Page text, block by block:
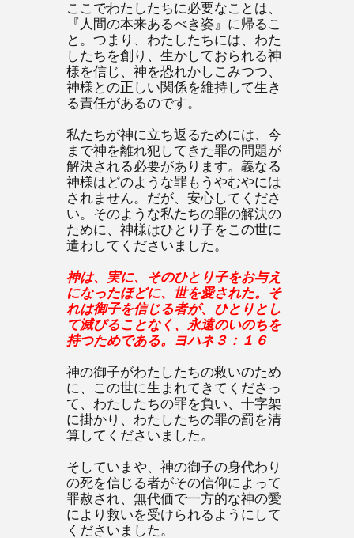
ここでわたしたちに必要なことは、
『人間の本来あるべき姿』に帰るこ
と。つまり、わたしたちには、わた
したちを創り、生かしておられる神
様を信じ、神を恐れかしこみつつ、
神様との正しい関係を維持して生き
る責任があるのです。
私たちが神に立ち返るためには、今
まで神を離れ犯してきた罪の問題が
解決される必要があります。義なる
神様はどのような罪もうやむやには
されません。だが、安心してくださ
い。そのような私たちの罪の解決の
ために、神様はひとり子をこの世に
遣わしてくださいました。
神は、実に、そのひとり子をお与え
になったほどに、世を愛された。そ
れは御子を信じる者が、ひとりとし
て滅びることなく、永遠のいのちを
持つためである。ヨハネ３：１６
神の御子がわたしたちの救いのため
に、この世に生まれてきてくださっ
て、わたしたちの罪を負い、十字架
に掛かり、わたしたちの罪の罰を清
算してくださいました。
そしていまや、神の御子の身代わり
の死を信じる者がその信仰によって
罪赦され、無代価で一方的な神の愛
により救いを受けられるようにして
くださいました。